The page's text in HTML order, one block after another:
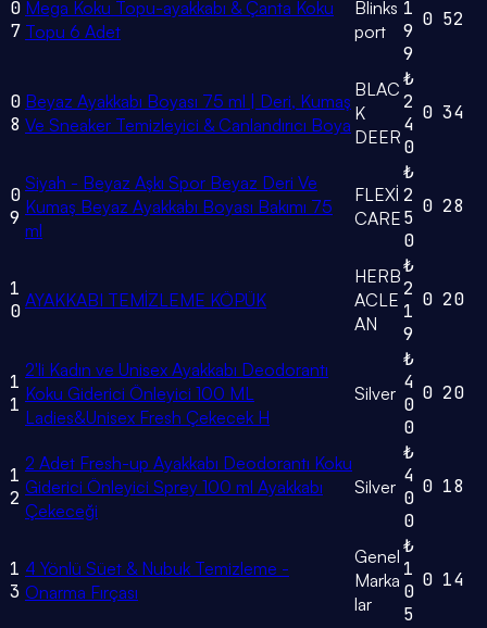
0
7
Mega Koku Topu-ayakkabı & Çanta Koku
Topu 6 Adet
Blinks
port
1
9
9
0 52
0
8
Beyaz Ayakkabı Boyası 75 ml | Deri, Kumaş
Ve Sneaker Temizleyici & Canlandırıcı Boya
BLAC
K
DEER
₺
2
4
0
0 34
0
9
Siyah - Beyaz Aşkı Spor Beyaz Deri Ve
Kumaş Beyaz Ayakkabı Boyası Bakımı 75
ml
FLEXİ
CARE
₺
2
5
0
0 28
1
0 AYAKKABI TEMİZLEME KÖPÜK
HERB
ACLE
AN
₺
2
1
9
0 20
1
1
2'li Kadın ve Unisex Ayakkabı Deodorantı
Koku Giderici Önleyici 100 ML
Ladies&Unisex Fresh Çekecek H
Silver
₺
4
0
0
0 20
1
2
2 Adet Fresh-up Ayakkabı Deodorantı Koku
Giderici Önleyici Sprey 100 ml Ayakkabı
Çekeceği
Silver
₺
4
0
0
0 18
1
3
4 Yönlü Süet & Nubuk Temizleme -
Onarma Fırçası
Genel
Marka
lar
₺
1
0
5
0 14